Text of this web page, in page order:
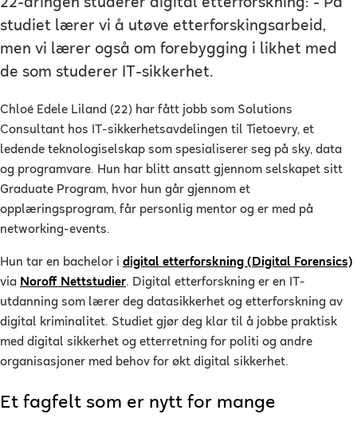
22-åringen studerer digital etterforskning: - På
studiet lærer vi å utøve etterforskingsarbeid,
men vi lærer også om forebygging i likhet med
de som studerer IT-sikkerhet.
Chloé Edele Liland (22) har fått jobb som Solutions
Consultant hos IT-sikkerhetsavdelingen til Tietoevry, et
ledende teknologiselskap som spesialiserer seg på sky, data
og programvare. Hun har blitt ansatt gjennom selskapet sitt
Graduate Program, hvor hun går gjennom et
opplæringsprogram, får personlig mentor og er med på
networking-events.
Hun tar en bachelor i digital etterforskning (Digital Forensics)
via Noroff Nettstudier. Digital etterforskning er en IT-
utdanning som lærer deg datasikkerhet og etterforskning av
digital kriminalitet. Studiet gjør deg klar til å jobbe praktisk
med digital sikkerhet og etterretning for politi og andre
organisasjoner med behov for økt digital sikkerhet.
Et fagfelt som er nytt for mange